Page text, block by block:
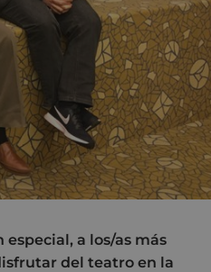
a los/as más
del teatro en la